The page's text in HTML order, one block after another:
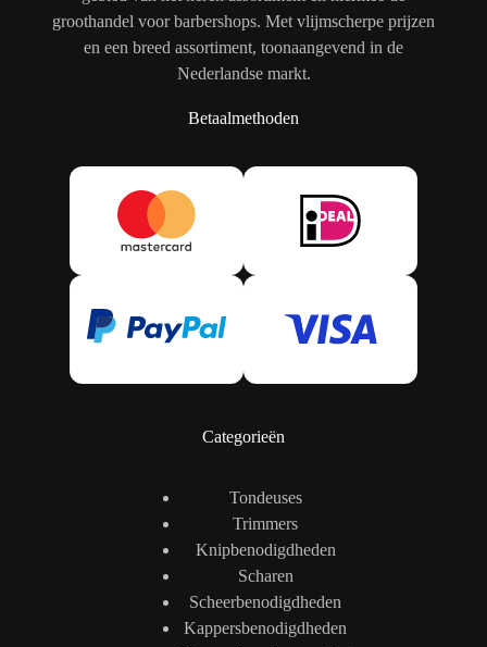
groothandel voor barbershops. Met vlijmscherpe prijzen
en een breed assortiment, toonaangevend in de
Nederlandse markt.
Betaalmethoden
Categorieën
Tondeuses
Trimmers
Knipbenodigdheden
Scharen
Scheerbenodigdheden
Kappersbenodigdheden